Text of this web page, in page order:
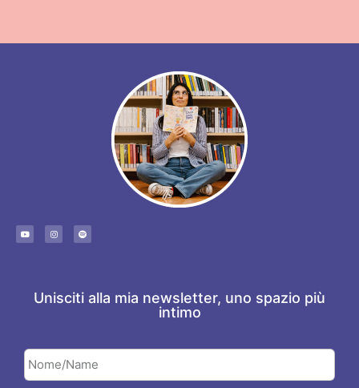
Unisciti alla mia newsletter, uno spazio più
intimo